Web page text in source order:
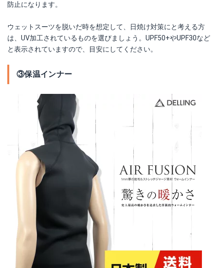
防止になります。
ウェットスーツを脱いだ時を想定して、日焼け対策にと考える方
は、UV加工されているものを選びましょう。UPF50+やUPF30など
と表示されていますので、目安にしてください。
③保温インナー